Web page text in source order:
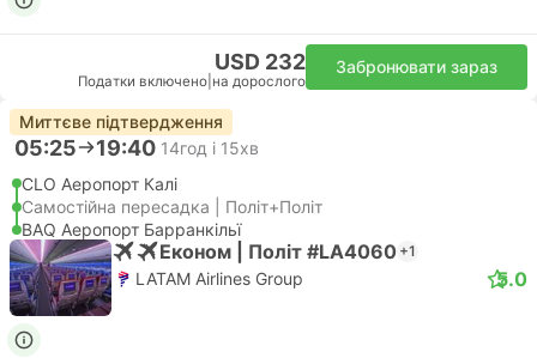
USD 232
Податки включено на дорослого
Забронювати зараз
Миттєве підтвердження
05:25 19:40 14год і 15хв
CLO Аеропорт Калі
Самостійна пересадка | Політ+Політ
BAQ Аеропорт Барранкільї
Економ | Політ #LA4060 +1
LATAM Airlines Group 5.0